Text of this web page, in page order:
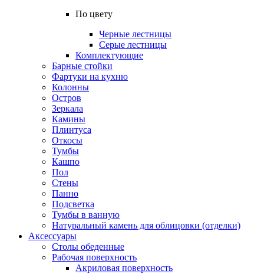
По цвету
Черные лестницы
Серые лестницы
Комплектующие
Барные стойки
Фартуки на кухню
Колонны
Остров
Зеркала
Камины
Плинтуса
Откосы
Тумбы
Кашпо
Пол
Стены
Панно
Подсветка
Тумбы в ванную
Натуральный камень для облицовки (отделки)
Аксессуары
Столы обеденные
Рабочая поверхность
Акриловая поверхность